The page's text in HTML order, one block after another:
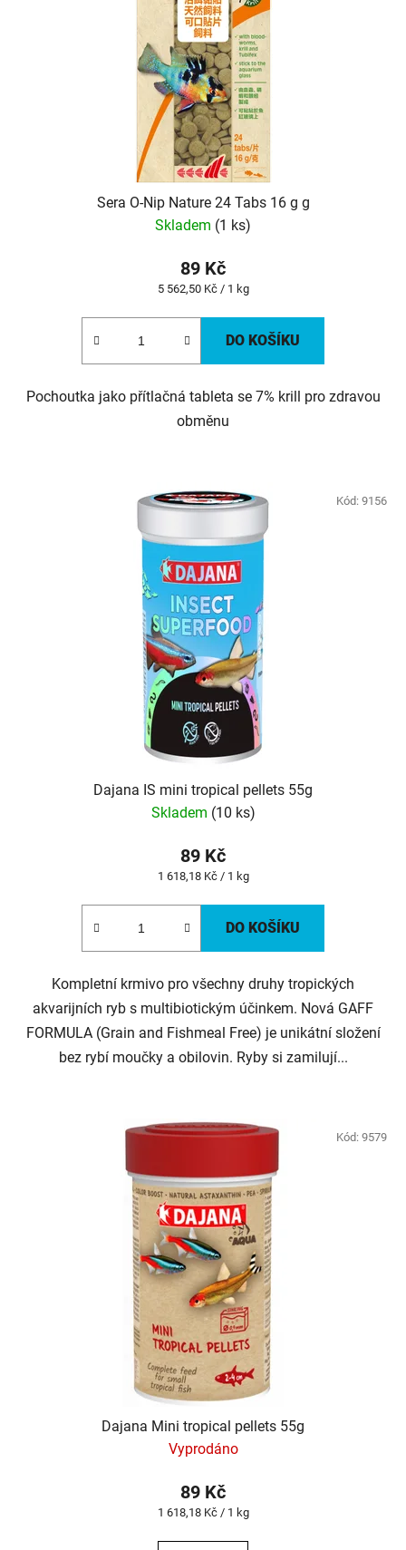
Sera O-Nip Nature 24 Tabs 16 g g
Skladem (1 ks)
89 Kč
Měrná
5 562,50 Kč / 1 kg
DO KOŠÍKU
Pochoutka jako přítlačná tableta se 7% krill pro zdravou
obměnu
Dajana IS mini tropical pellets 55g
Skladem (10 ks)
89 Kč
Měrná
1 618,18 Kč / 1 kg
DO KOŠÍKU
Kompletní krmivo pro všechny druhy tropických
akvarijních ryb s multibiotickým účinkem. Nová GAFF
FORMULA (Grain and Fishmeal Free) je unikátní složení
bez rybí moučky a obilovin. Ryby si zamilují...
Kód: 9156
Dajana Mini tropical pellets 55g
Vyprodáno
89 Kč
Měrná
1 618,18 Kč / 1 kg
Kód: 9579